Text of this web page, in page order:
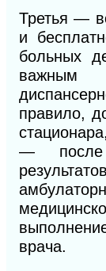
Третья —
и
больных
важным
правило,
—
врача.